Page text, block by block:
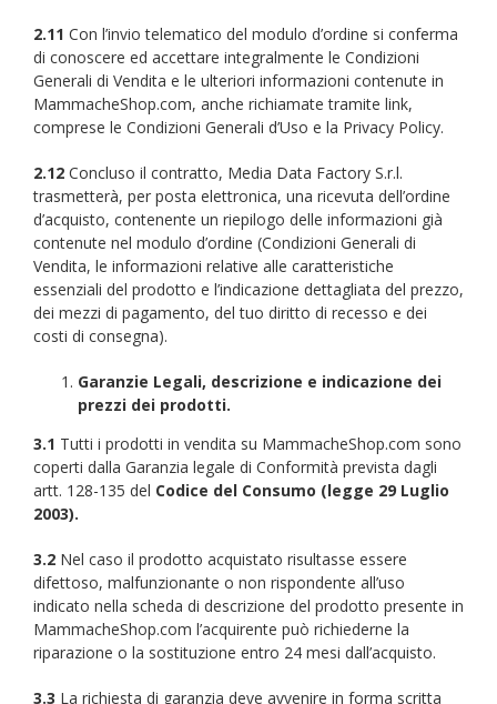
2.11 Con l’invio telematico del modulo d’ordine si conferma
di conoscere ed accettare integralmente le Condizioni
Generali di Vendita e le ulteriori informazioni contenute in
MammacheShop.com, anche richiamate tramite link,
comprese le Condizioni Generali d’Uso e la Privacy Policy.
2.12 Concluso il contratto, Media Data Factory S.r.l.
trasmetterà, per posta elettronica, una ricevuta dell’ordine
d’acquisto, contenente un riepilogo delle informazioni già
contenute nel modulo d’ordine (Condizioni Generali di
Vendita, le informazioni relative alle caratteristiche
essenziali del prodotto e l’indicazione dettagliata del prezzo,
dei mezzi di pagamento, del tuo diritto di recesso e dei
costi di consegna).
Garanzie Legali, descrizione e indicazione dei
prezzi dei prodotti.
3.1 Tutti i prodotti in vendita su MammacheShop.com sono
coperti dalla Garanzia legale di Conformità prevista dagli
artt. 128-135 del Codice del Consumo (legge 29 Luglio
2003).
3.2 Nel caso il prodotto acquistato risultasse essere
difettoso, malfunzionante o non rispondente all’uso
indicato nella scheda di descrizione del prodotto presente in
MammacheShop.com l’acquirente può richiederne la
riparazione o la sostituzione entro 24 mesi dall’acquisto.
3.3 La richiesta di garanzia deve avvenire in forma scritta